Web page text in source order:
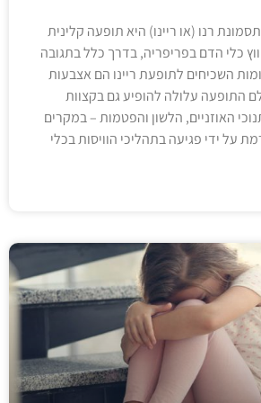
רנו (או ריינו) היא תופעה קלינית
כלי הדם בפריפריה, בדרך כלל בתגובה
השכיחים לתופעת ריינו הם אצבעות
התופעה עלולה להופיע גם בקצוות
האוזניים, הלשון והפטמות – במקרים
על ידי פגיעה בתהליכי הוויסות בכלי